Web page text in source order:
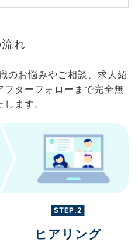
れ
のお悩みやご相談、求人紹
ターフォローまで完全無
ます。
STEP.2
ヒアリング